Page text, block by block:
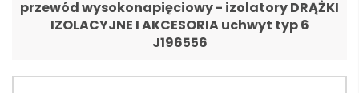
przewód wysokonapięciowy - izolatory DRĄŻKI
IZOLACYJNE I AKCESORIA uchwyt typ 6
J196556